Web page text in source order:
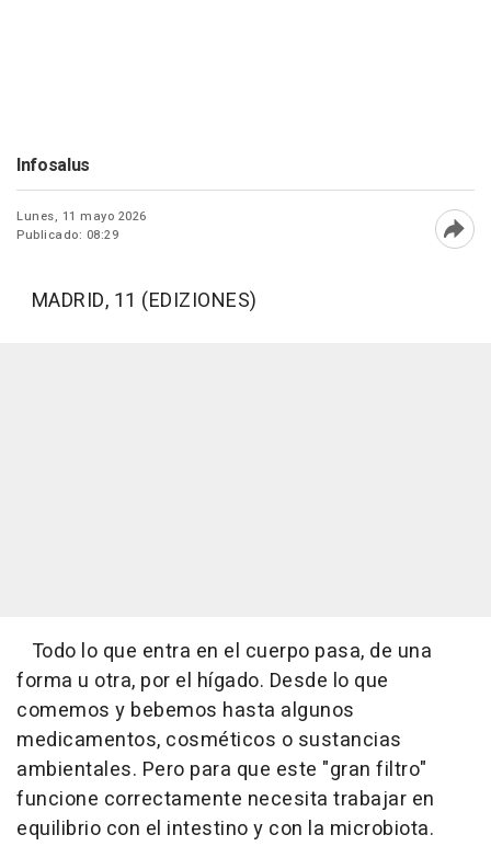
Infosalus
Lunes, 11 mayo 2026
Publicado: 08:29
MADRID, 11 (EDIZIONES)
Todo lo que entra en el cuerpo pasa, de una
forma u otra, por el hígado. Desde lo que
comemos y bebemos hasta algunos
medicamentos, cosméticos o sustancias
ambientales. Pero para que este "gran filtro"
funcione correctamente necesita trabajar en
equilibrio con el intestino y con la microbiota.